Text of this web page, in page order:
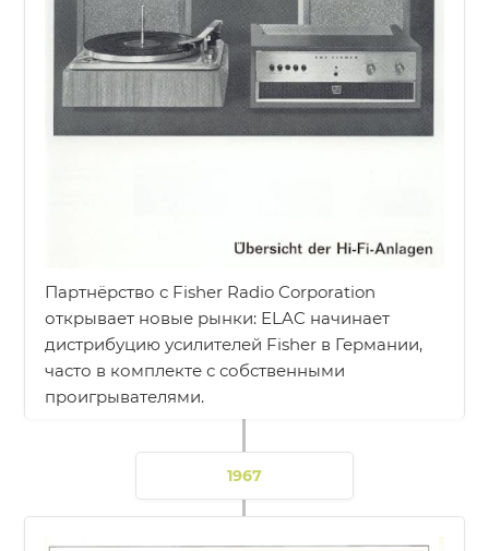
Партнёрство с Fisher Radio Corporation
открывает новые рынки: ELAC начинает
дистрибуцию усилителей Fisher в Германии,
часто в комплекте с собственными
проигрывателями.
1967